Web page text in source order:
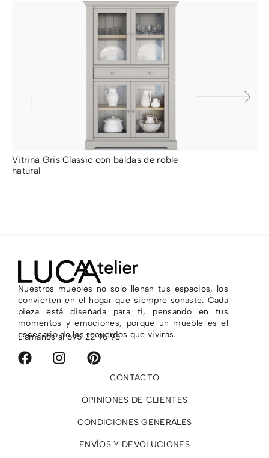
Vitrina Gris Classic con baldas de roble
natural
Nuestros muebles no solo llenan tus espacios, los
convierten en el hogar que siempre soñaste. Cada
pieza está diseñada para ti, pensando en tus
momentos y emociones, porque un mueble es el
escenario de los recuerdos que vivirás.
Llámanos al695 22 96 93
CONTACTO
OPINIONES DE CLIENTES
CONDICIONES GENERALES
ENVÍOS Y DEVOLUCIONES